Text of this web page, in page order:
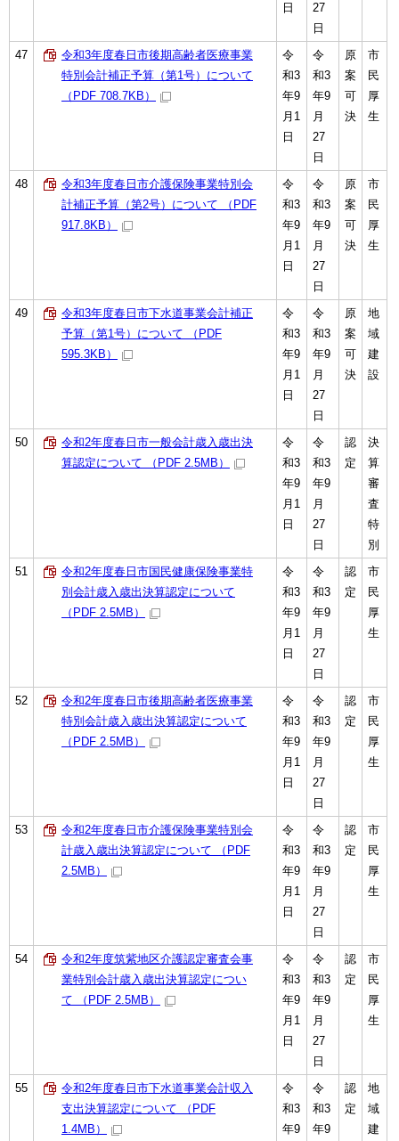
日
27
日
47
令和3年度春日市後期高齢者医療事業
特別会計補正予算（第1号）について
（PDF 708.7KB）
令
和3
年9
月1
日
令
和3
年9
月
27
日
原
案
可
決
市
民
厚
生
48
令和3年度春日市介護保険事業特別会
計補正予算（第2号）について （PDF
917.8KB）
令
和3
年9
月1
日
令
和3
年9
月
27
日
原
案
可
決
市
民
厚
生
49
令和3年度春日市下水道事業会計補正
予算（第1号）について （PDF
595.3KB）
令
和3
年9
月1
日
令
和3
年9
月
27
日
原
案
可
決
地
域
建
設
50
令和2年度春日市一般会計歳入歳出決
算認定について （PDF 2.5MB）
令
和3
年9
月1
日
令
和3
年9
月
27
日
認
定
決
算
審
査
特
別
51
令和2年度春日市国民健康保険事業特
別会計歳入歳出決算認定について
（PDF 2.5MB）
令
和3
年9
月1
日
令
和3
年9
月
27
日
認
定
市
民
厚
生
52
令和2年度春日市後期高齢者医療事業
特別会計歳入歳出決算認定について
（PDF 2.5MB）
令
和3
年9
月1
日
令
和3
年9
月
27
日
認
定
市
民
厚
生
53
令和2年度春日市介護保険事業特別会
計歳入歳出決算認定について （PDF
2.5MB）
令
和3
年9
月1
日
令
和3
年9
月
27
日
認
定
市
民
厚
生
54
令和2年度筑紫地区介護認定審査会事
業特別会計歳入歳出決算認定につい
て （PDF 2.5MB）
令
和3
年9
月1
日
令
和3
年9
月
27
日
認
定
市
民
厚
生
55
令和2年度春日市下水道事業会計収入
支出決算認定について （PDF
1.4MB）
令
和3
年9
令
和3
年9
認
定
地
域
建